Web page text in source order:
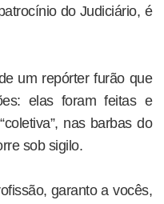
do Judiciário, é
um repórter furão que
elas foram feitas e
nas barbas do
sob sigilo.
garanto a vocês,